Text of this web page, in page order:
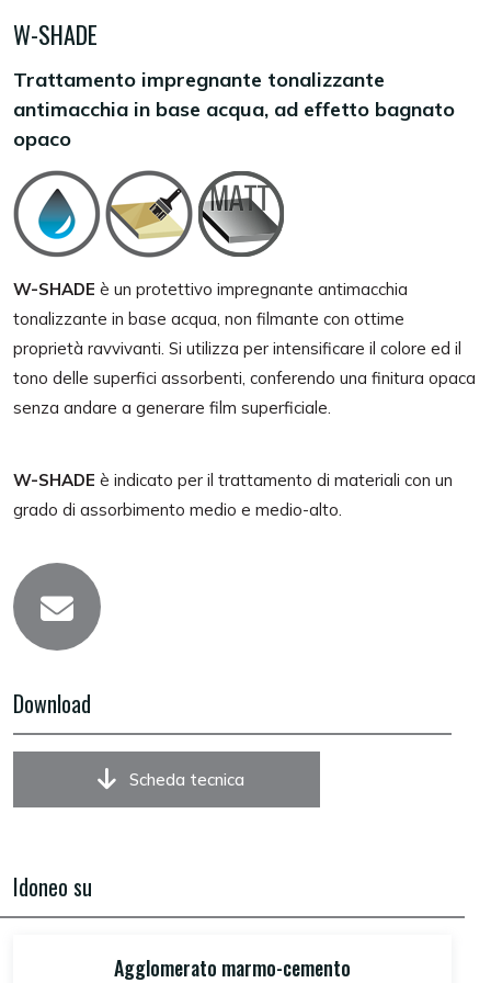
W-SHADE
Trattamento impregnante tonalizzante
antimacchia in base acqua, ad effetto bagnato
opaco
W-SHADE è un protettivo impregnante antimacchia
tonalizzante in base acqua, non filmante con ottime
proprietà ravvivanti. Si utilizza per intensificare il colore ed il
tono delle superfici assorbenti, conferendo una finitura opaca
senza andare a generare film superficiale.
W-SHADE è indicato per il trattamento di materiali con un
grado di assorbimento medio e medio-alto.
Download
Scheda tecnica
Idoneo su
Agglomerato marmo-cemento